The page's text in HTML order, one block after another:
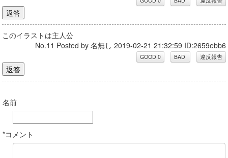
このイラストは主人公
No.11 Posted by 名無し 2019-02-21 21:32:59 ID:2659ebb6
名前
*コメント